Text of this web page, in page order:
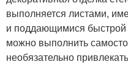
выполняется листами,
и поддающимися быстрой
можно выполнить
необязательно